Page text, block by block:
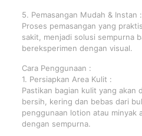
5. Pemasangan Mudah & Instan :
Proses pemasangan yang
sakit, menjadi solusi sempurna
bereksperimen dengan visual.
Cara Penggunaan :
1. Persiapkan Area Kulit :
Pastikan bagian kulit yang akan
bersih, kering dan bebas dari
penggunaan lotion atau minyak
dengan sempurna.